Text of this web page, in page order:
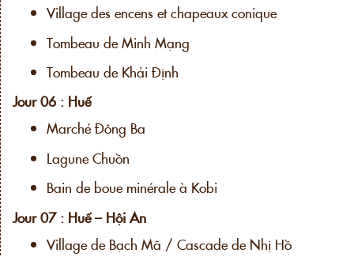
Village des encens et chapeaux conique
Tombeau de Minh Mạng
Tombeau de Khải Định
Jour 06 : Huế
Marché Đông Ba
Lagune Chuồn
Bain de boue minérale à Kobi
Jour 07 : Huế – Hội An
Village de Bạch Mã / Cascade de Nhị Hồ